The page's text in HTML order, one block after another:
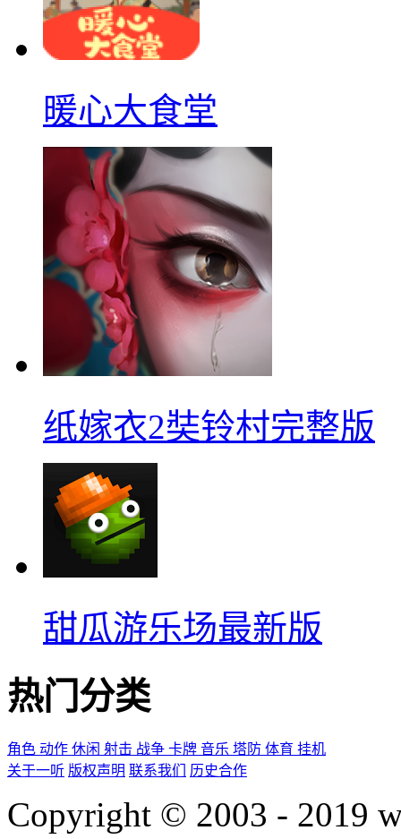
暖心大食堂
纸嫁衣2奘铃村完整版
甜瓜游乐场最新版
热门分类
角色 动作 休闲 射击 战争 卡牌 音乐 塔防 体育 挂机
关于一听 版权声明 联系我们 历史合作
Copyright © 2003 - 2019